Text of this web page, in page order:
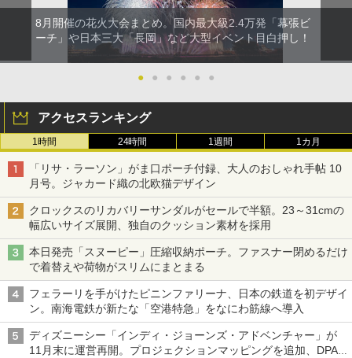
8月開催の花火大会まとめ。国内最大級2.4万発「幕張ビ
ーチ」や日本三大「長岡」など大型イベント目白押し！
● ● ● ● ● ●
アクセスランキング
1時間 24時間 1週間 1カ月
「リサ・ラーソン」がま口ポーチ付録、大人のおしゃれ手帖 10
月号。ジャカード織の北欧猫デザイン
クロックスのリカバリーサンダルがセールで半額。23～31cmの
幅広いサイズ展開、独自のクッション素材を採用
本日発売「スヌーピー」圧縮収納ポーチ。ファスナー閉めるだけ
で着替えや荷物がスリムにまとまる
フェラーリを手がけたピニンファリーナ、日本の鉄道を初デザイ
ン。南海電鉄が新たな「空港特急」をなにわ筋線へ導入
ディズニーシー「インディ・ジョーンズ・アドベンチャー」が
11月末に運営再開。プロジェクションマッピングを追加、DPA